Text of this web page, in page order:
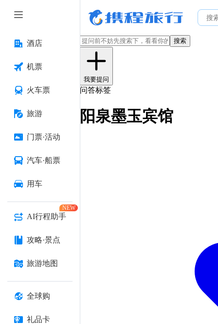
酒店
机票
火车票
旅游
门票·活动
汽车·船票
用车
AI行程助手
NEW
攻略·景点
旅游地图
全球购
礼品卡
搜索
我要提问
问答标签
阳泉墨玉宾馆